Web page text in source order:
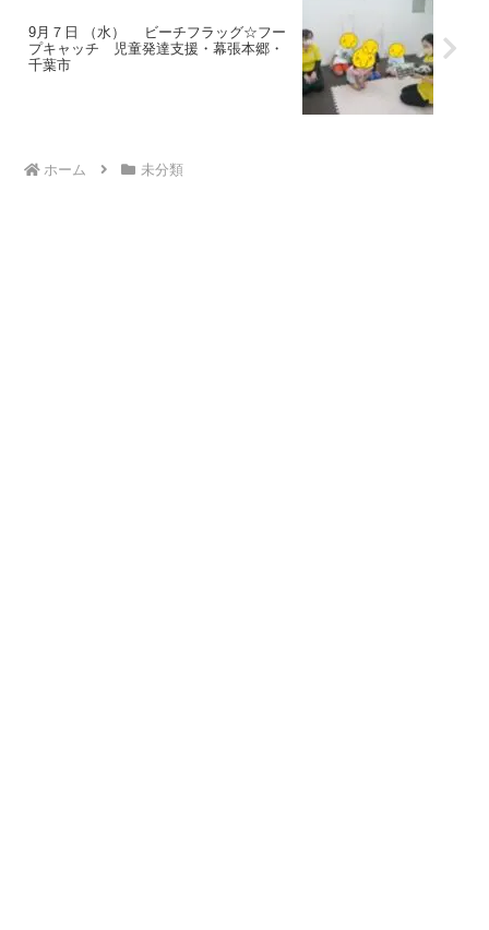
9月７日 （水） ビーチフラッグ☆フー
プキャッチ 児童発達支援・幕張本郷・
千葉市
ホーム 未分類